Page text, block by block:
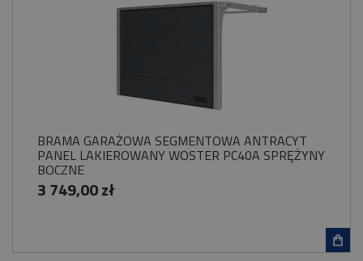
BRAMA GARAŻOWA SEGMENTOWA ANTRACYT
PANEL LAKIEROWANY WOSTER PC40A SPRĘŻYNY
BOCZNE
3 749,00 zł